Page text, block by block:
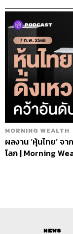
MORNING WEALTH
ผลงาน ‘หุ้นไทย’ จ
โลก | Morning
News